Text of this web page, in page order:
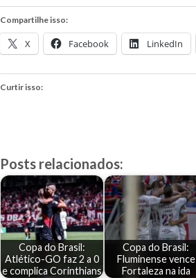
Compartilhe isso:
X Facebook LinkedIn
Curtir isso:
Posts relacionados:
Copa do Brasil:
Atlético-GO faz 2 a 0
e complica Corinthians
Copa do Brasil:
Fluminense vence
Fortaleza na ida